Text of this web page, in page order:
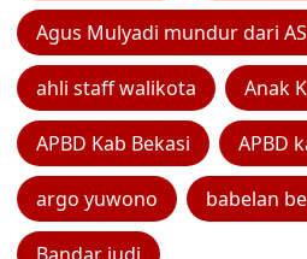
Agus Mulyadi mundur dari
ahli staff walikota Anak
APBD Kab Bekasi APBD
argo yuwono babelan